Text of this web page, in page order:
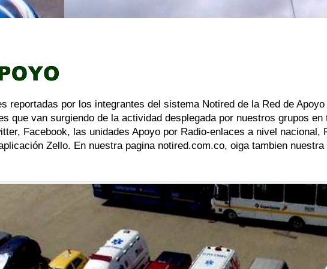
reportadas por los integrantes del sistema Notired de la Red de Apoyo
que van surgiendo de la actividad desplegada por nuestros grupos en
Facebook, las unidades Apoyo por Radio-enlaces a nivel nacional,
Zello. En nuestra pagina notired.com.co, oiga tambien nuestra